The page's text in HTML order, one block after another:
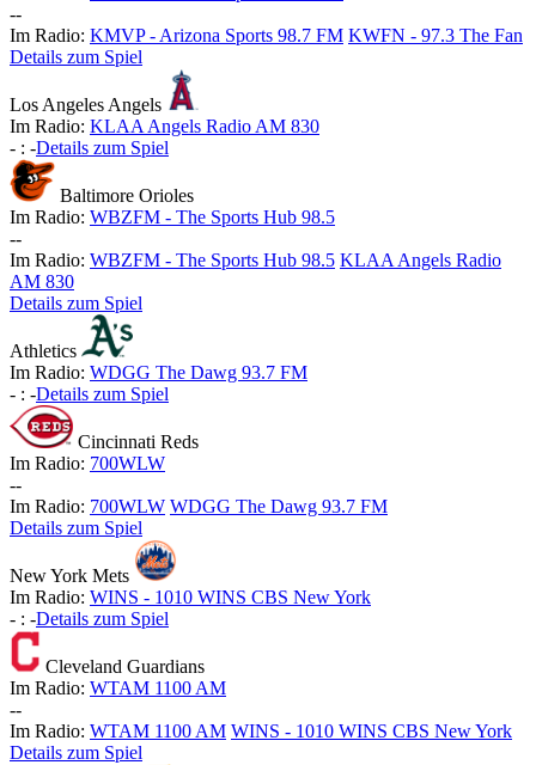
--
Im Radio: KMVP - Arizona Sports 98.7 FM KWFN - 97.3 The Fan
Details zum Spiel
Los Angeles Angels
Im Radio: KLAA Angels Radio AM 830
- : -Details zum Spiel
Baltimore Orioles
Im Radio: WBZFM - The Sports Hub 98.5
--
Im Radio: WBZFM - The Sports Hub 98.5 KLAA Angels Radio
AM 830
Details zum Spiel
Athletics
Im Radio: WDGG The Dawg 93.7 FM
- : -Details zum Spiel
Cincinnati Reds
Im Radio: 700WLW
--
Im Radio: 700WLW WDGG The Dawg 93.7 FM
Details zum Spiel
New York Mets
Im Radio: WINS - 1010 WINS CBS New York
- : -Details zum Spiel
Cleveland Guardians
Im Radio: WTAM 1100 AM
--
Im Radio: WTAM 1100 AM WINS - 1010 WINS CBS New York
Details zum Spiel